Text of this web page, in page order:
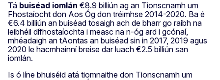
Tá buiséad iomlán €8.9 billiún ag an Tionscnamh um
Fhostaíocht don Aos Óg don tréimhse 2014-2020. Ba é
€6.4 billiún an buiséad tosaigh ach de bharr go raibh na
leibhéil dífhostaíochta i measc na n-óg ard i gcónaí,
mhéadaigh an tAontas an buiséad sin in 2017, 2019 agus
2020 le hacmhainní breise dar luach €2.5 billiún san
iomlán.
Is ó líne bhuiséid atá tiomnaithe don Tionscnamh um